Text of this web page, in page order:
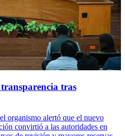
tras
organismo alertó que el nuevo
convirtió a las autoridades en